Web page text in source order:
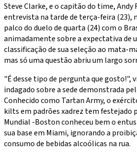
Steve Clarke, e o capitão do time,
entrevista na tarde de terça-feira (23),
palco do duelo de quarta (24) com o
animadamente sobre a expectativa de
classificação de sua seleção ao mata-
mas só uma questão abriu um largo
"É desse tipo de pergunta que gosto!",
indagado sobre a sede demonstrada
Conhecido como Tartan Army, o
kilts em padrões xadrez tem festejado
Mundial -Boston conheceu bem o
sua base em Miami, ignorando a
consumo de bebidas alcoólicas na rua.